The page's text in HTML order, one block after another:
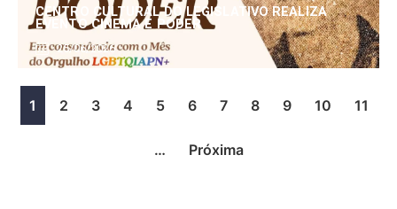
CENTRO CULTURAL DO LEGISLATIVO REALIZA
EVENTO CINEMA E PODER
25/06/2026
1 2 3 4 5 6 7 8 9 10 11
… Próxima